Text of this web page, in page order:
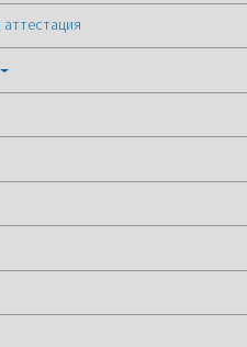
аттестация